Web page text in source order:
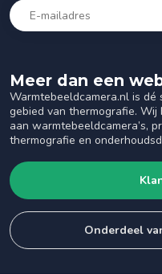
Meer dan een
Warmtebeeldcamera.nl is
gebied van thermografie.
aan warmtebeeldcamera’s,
thermografie en
Onderdeel